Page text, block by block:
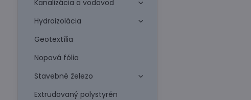
Kanalizácia a vodovod
Hydroizolácia
Geotextília
Nopová fólia
Stavebné železo
Extrudovaný polystyrén